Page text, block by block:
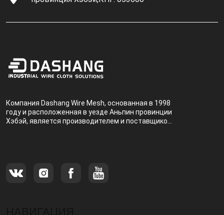
Компания Dashang Wire Mesh, основанная в 1998
году и расположенная в уезде Аньпин провинции
Хэбэй, является производителем и поставщиком,